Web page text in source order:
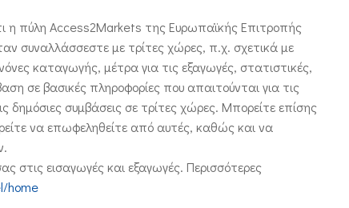
η πύλη Access2Markets της Ευρωπαϊκής Επιτροπής
συναλλάσσεστε με τρίτες χώρες, π.χ. σχετικά με
καταγωγής, μέτρα για τις εξαγωγές, στατιστικές,
σε βασικές πληροφορίες που απαιτούνται για τις
συμβάσεις σε τρίτες χώρες. Μπορείτε επίσης
να επωφεληθείτε από αυτές, καθώς και να
στις εισαγωγές και εξαγωγές. Περισσότερες
home